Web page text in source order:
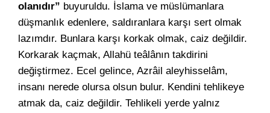
olanıdır” buyuruldu. İslama ve müslümanlara
düşmanlık edenlere, saldıranlara karşı sert olmak
lazımdır. Bunlara karşı korkak olmak, caiz değildir.
Korkarak kaçmak, Allahü teâlânın takdirini
değiştirmez. Ecel gelince, Azrâil aleyhisselâm,
insanı nerede olursa olsun bulur. Kendini tehlikeye
atmak da, caiz değildir. Tehlikeli yerde yalnız